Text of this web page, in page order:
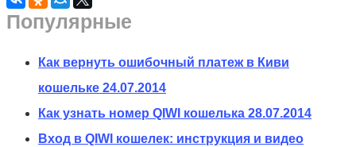
Популярные
Как вернуть ошибочный платеж в Киви
кошельке 24.07.2014
Как узнать номер QIWI кошелька 28.07.2014
Вход в QIWI кошелек: инструкция и видео